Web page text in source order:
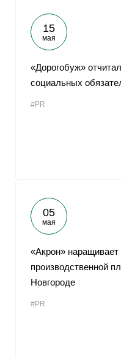
15
мая
«Дорогобуж»
социальных
#PR
05
мая
«Акрон»
производственной
Новгороде
#PR